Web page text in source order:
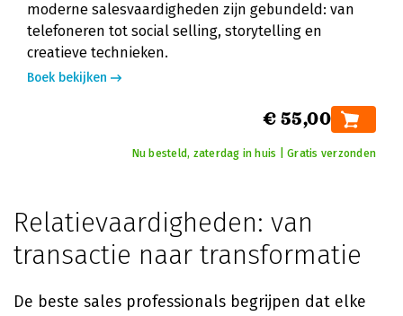
moderne salesvaardigheden zijn gebundeld: van
telefoneren tot social selling, storytelling en
creatieve technieken.
Boek bekijken
€ 55,00
Nu besteld, zaterdag in huis | Gratis verzonden
Relatievaardigheden: van
transactie naar transformatie
De beste sales professionals begrijpen dat elke